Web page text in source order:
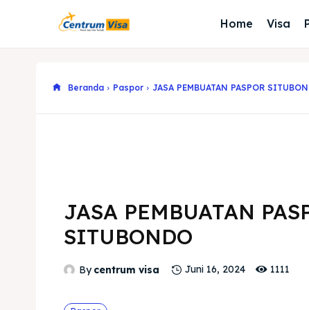
Home Visa
Beranda Paspor JASA PEMBUATAN PASPOR
JASA PEMBUATAN
SITUBONDO
By centrum visa Juni 16, 2024 1111